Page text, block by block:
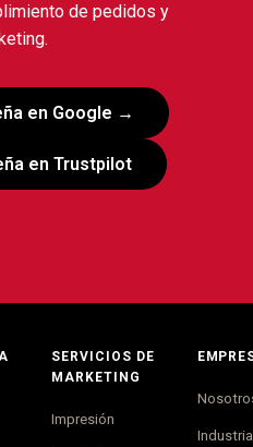
de pedidos y
en Google →
en Trustpilot
SERVICIOS DE
MARKETING
Impresión